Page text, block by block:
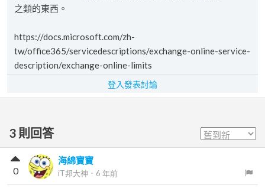
之類的東西。
https://docs.microsoft.com/zh-
tw/office365/servicedescriptions/exchange-online-service-
description/exchange-online-limits
登入發表討論
3 則回答
海綿寶寶
iT邦大神 ． 6 年前
0